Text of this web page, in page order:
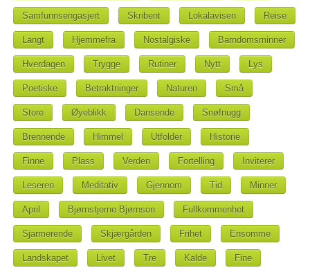
Samfunnsengasjert Skribent Lokalavisen Reise
Langt Hjemmefra Nostalgiske Barndomsminner
Hverdagen Trygge Rutiner Nytt Lys
Poetiske Betraktninger Naturen Små
Store Øyeblikk Dansende Snøfnugg
Brennende Himmel Utfolder Historie
Finne Plass Verden Fortelling Inviterer
Leseren Meditativ Gjennom Tid Minner
April Bjørnstjerne Bjørnson Fullkommenhet
Sjarmerende Skjærgården Frihet Ensomme
Landskapet Livet Tre Kalde Fine